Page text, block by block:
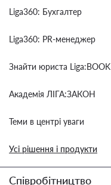
Liga360: Бухгалтер
Liga360: PR-менеджер
Знайти юриста Liga:BOOK
Академія ЛІГА:ЗАКОН
Теми в центрі уваги
Усі рішення і продукти
Співробітництво